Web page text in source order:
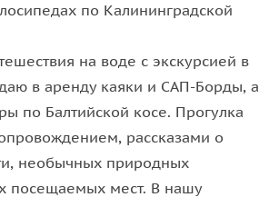
по Калининградской
на воде с экскурсией в
в аренду каяки и САП-Борды, а
по Балтийской косе. Прогулка
рассказами о
необычных природных
посещаемых мест. В нашу